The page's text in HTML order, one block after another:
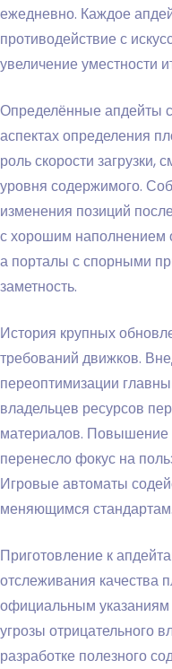
ежедневно. Каждое
противодействие с
увеличение уместности
Определённые апдейты
аспектах определения
роль скорости загрузки,
уровня содержимого.
изменения позиций
с хорошим наполнением
а порталы с спорными
заметность.
История крупных
требований движков.
переоптимизации
владельцев ресурсов
материалов. Повышение
перенесло фокус на
Игровые автоматы
меняющимся стандартам.
Приготовление к
отслеживания качества
официальным указаниям
угрозы отрицательного
разработке полезного